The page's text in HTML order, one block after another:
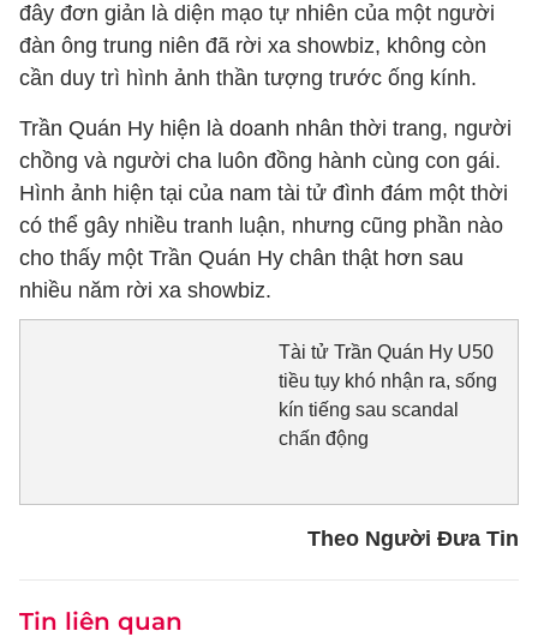
đây đơn giản là diện mạo tự nhiên của một người
đàn ông trung niên đã rời xa showbiz, không còn
cần duy trì hình ảnh thần tượng trước ống kính.
Trần Quán Hy hiện là doanh nhân thời trang, người
chồng và người cha luôn đồng hành cùng con gái.
Hình ảnh hiện tại của nam tài tử đình đám một thời
có thể gây nhiều tranh luận, nhưng cũng phần nào
cho thấy một Trần Quán Hy chân thật hơn sau
nhiều năm rời xa showbiz.
Tài tử Trần Quán Hy U50
tiều tụy khó nhận ra, sống
kín tiếng sau scandal
chấn động
Theo Người Đưa Tin
Tin liên quan